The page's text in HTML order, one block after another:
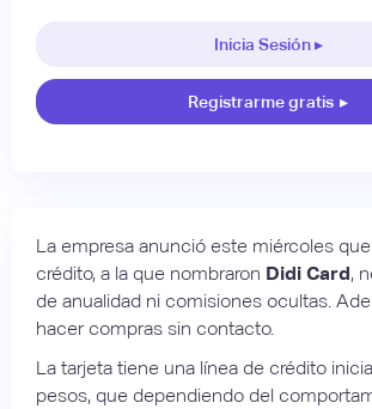
Inicia Sesión ▸
Registrarme gratis ▸
La empresa anunció este miércoles
crédito, a la que nombraron Didi Card,
de anualidad ni comisiones ocultas.
hacer compras sin contacto.
La tarjeta tiene una línea de crédito
pesos, que dependiendo del